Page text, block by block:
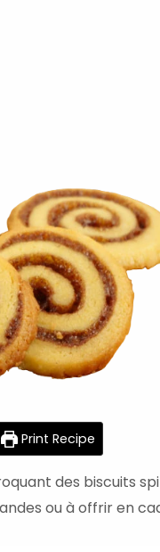
Print Recipe
des biscuits
ou à offrir en